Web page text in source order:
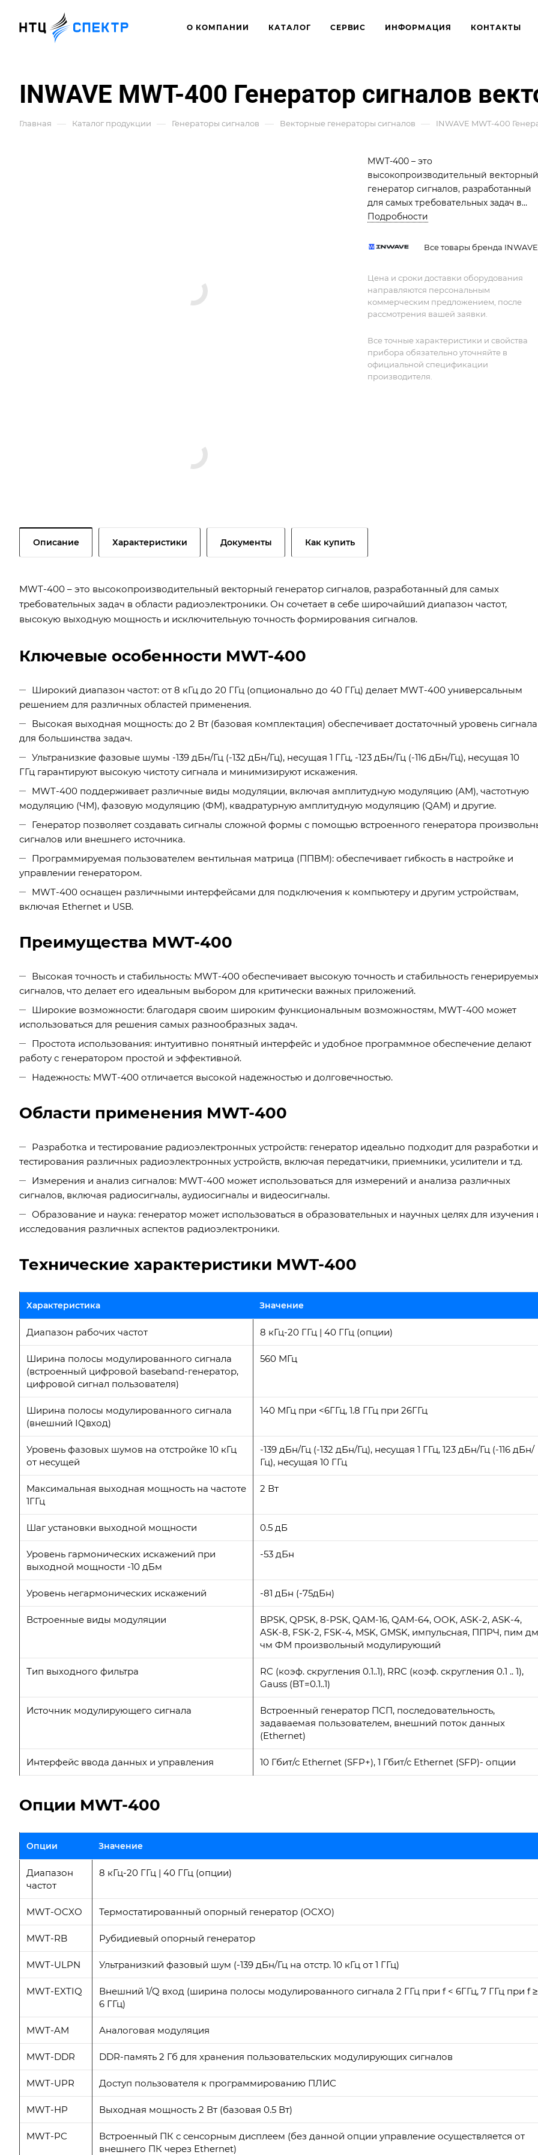
О КОМПАНИИ КАТАЛОГ СЕРВИС ИНФОРМАЦИЯ КОНТАКТЫ
INWAVE MWT-400 Генератор сигналов
Главная — Каталог продукции — Генераторы сигналов — Векторные генераторы сигналов — INWAVE MWT-400
MWT-400 – это
высокопроизводительный векторный
генератор сигналов, разработанный
для самых требовательных задач в
области радиоэлектроники. Он
частот, высокую выходную мощность
формирования сигналов.
Подробности
Все товары бренда INWAVE
Цена и сроки доставки оборудования
направляются персональным
коммерческим предложением, после
рассмотрения вашей заявки.
Все точные характеристики и свойства
прибора обязательно уточняйте в
официальной спецификации
производителя.
Описание Характеристики Документы Как купить
MWT-400 – это высокопроизводительный векторный генератор сигналов, разработанный для самых
требовательных задач в области радиоэлектроники. Он сочетает в себе широчайший диапазон частот,
высокую выходную мощность и исключительную точность формирования сигналов.
Ключевые особенности MWT-400
Широкий диапазон частот: от 8 кГц до 20 ГГц (опционально до 40 ГГц) делает MWT-400 универсальным
решением для различных областей применения.
Высокая выходная мощность: до 2 Вт (базовая комплектация) обеспечивает достаточный уровень сигнала
для большинства задач.
Ультранизкие фазовые шумы -139 дБн/Гц (-132 дБн/Гц), несущая 1 ГГц, -123 дБн/Гц (-116 дБн/Гц), несущая 10
ГГц гарантируют высокую чистоту сигнала и минимизируют искажения.
MWT-400 поддерживает различные виды модуляции, включая амплитудную модуляцию (АМ), частотную
модуляцию (ЧМ), фазовую модуляцию (ФМ), квадратурную амплитудную модуляцию (QAM) и другие.
Генератор позволяет создавать сигналы сложной формы с помощью встроенного генератора
сигналов или внешнего источника.
Программируемая пользователем вентильная матрица (ППВМ): обеспечивает гибкость в настройке и
управлении генератором.
MWT-400 оснащен различными интерфейсами для подключения к компьютеру и другим устройствам,
включая Ethernet и USB.
Преимущества MWT-400
Высокая точность и стабильность: MWT-400 обеспечивает высокую точность и стабильность
сигналов, что делает его идеальным выбором для критически важных приложений.
Широкие возможности: благодаря своим широким функциональным возможностям, MWT-400 может
использоваться для решения самых разнообразных задач.
Простота использования: интуитивно понятный интерфейс и удобное программное обеспечение делают
работу с генератором простой и эффективной.
Надежность: MWT-400 отличается высокой надежностью и долговечностью.
Области применения MWT-400
Разработка и тестирование радиоэлектронных устройств: генератор идеально подходит для разработки и
тестирования различных радиоэлектронных устройств, включая передатчики, приемники, усилители и т.д.
Измерения и анализ сигналов: MWT-400 может использоваться для измерений и анализа различных
сигналов, включая радиосигналы, аудиосигналы и видеосигналы.
Образование и наука: генератор может использоваться в образовательных и научных целях для изучения
исследования различных аспектов радиоэлектроники.
Технические характеристики MWT-400
Характеристика Значение
Диапазон рабочих частот 8 кГц-20 ГГц | 40 ГГц (опции)
Ширина полосы модулированного сигнала
(встроенный цифровой baseband-генератор,
цифровой сигнал пользователя)
560 МГц
Ширина полосы модулированного сигнала
(внешний IQвход)
140 МГц при <6ГГц, 1.8 ГГц при 26ГГц
Уровень фазовых шумов на отстройке 10 кГц
от несущей
-139 дБн/Гц (-132 дБн/Гц), несущая 1 ГГц, 123 дБн/Гц (-116 дБн/
Гц), несущая 10 ГГц
Максимальная выходная мощность на частоте
1ГГц
2 Вт
Шаг установки выходной мощности 0.5 дБ
Уровень гармонических искажений при
выходной мощности -10 дБм
-53 дБн
Уровень негармонических искажений -81 дБн (-75дБн)
Встроенные виды модуляции
BPSK, QPSK, 8-PSK, QAM-16, QAM-64, OOK, ASK-2, ASK-4,
ASK-8, FSK-2, FSK-4, MSK, GMSK, импульсная, ППРЧ, пим дм
чм ФМ произвольный модулирующий
Тип выходного фильтра
RC (коэф. скругления 0.1..1), RRC (коэф. скругления 0.1 .. 1),
Gauss (BT=0.1..1)
Источник модулирующего сигнала
Встроенный генератор ПСП, последовательность,
задаваемая пользователем, внешний поток данных
(Ethernet)
Интерфейс ввода данных и управления 10 Гбит/с Ethernet (SFP+), 1 Гбит/с Ethernet (SFP)- опции
Опции MWT-400
Опции Значение
Диапазон
частот
8 кГц-20 ГГц | 40 ГГц (опции)
MWT-OCXO Термостатированный опорный генератор (ОCXO)
MWT-RB Рубидиевый опорный генератор
MWT-ULPN Ультранизкий фазовый шум (-139 дБн/Гц на отстр. 10 кГц от 1 ГГц)
MWT-EXTIQ
Внешний 1/Q вход (ширина полосы модулированного сигнала 2 ГГц при f < 6ГГц, 7 ГГц при f ≥
6 ГГц)
MWT-AM Аналоговая модуляция
MWT-DDR DDR-память 2 Гб для хранения пользовательских модулирующих сигналов
MWT-UPR Доступ пользователя к программированию ПЛИС
MWT-HP Выходная мощность 2 Вт (базовая 0.5 Вт)
MWT-PC
Встроенный ПК с сенсорным дисплеем (без данной опции управление осуществляется от
внешнего ПК через Ethernet)